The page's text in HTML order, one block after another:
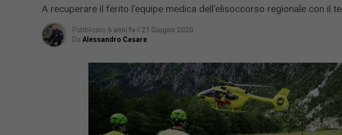
A recuperare il ferito l’equipe medica dell’elisoccorso regionale con il
Pubblicato 6 anni fa il 21 Giugno 2020
Da Alessandro Cesare